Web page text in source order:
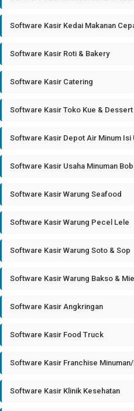
Software Kasir Kedai Makanan
Software Kasir Roti & Bakery
Software Kasir Catering
Software Kasir Toko Kue & Dessert
Software Kasir Depot Air Minum Isi
Software Kasir Usaha Minuman
Software Kasir Warung Seafood
Software Kasir Warung Pecel Lele
Software Kasir Warung Soto & Sop
Software Kasir Warung Bakso &
Software Kasir Angkringan
Software Kasir Food Truck
Software Kasir Franchise
Software Kasir Klinik Kesehatan